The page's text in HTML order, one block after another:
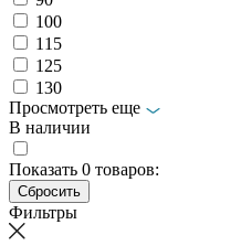
100
115
125
130
Просмотреть еще
В наличии
Показать 0 товаров:
Фильтры